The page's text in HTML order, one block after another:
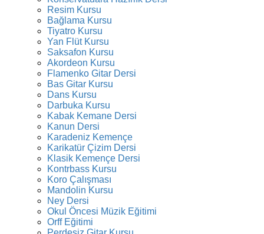
Resim Kursu
Bağlama Kursu
Tiyatro Kursu
Yan Flüt Kursu
Saksafon Kursu
Akordeon Kursu
Flamenko Gitar Dersi
Bas Gitar Kursu
Dans Kursu
Darbuka Kursu
Kabak Kemane Dersi
Kanun Dersi
Karadeniz Kemençe
Karikatür Çizim Dersi
Klasik Kemençe Dersi
Kontrbass Kursu
Koro Çalışması
Mandolin Kursu
Ney Dersi
Okul Öncesi Müzik Eğitimi
Orff Eğitimi